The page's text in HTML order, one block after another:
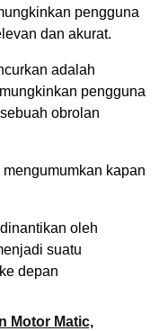
pengguna
dan akurat.
adalah
pengguna
obrolan
kapan
oleh
suatu
depan
Motor Matic,